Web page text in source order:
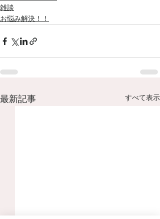
雑談
お悩み解決！！
最新記事 すべて表示